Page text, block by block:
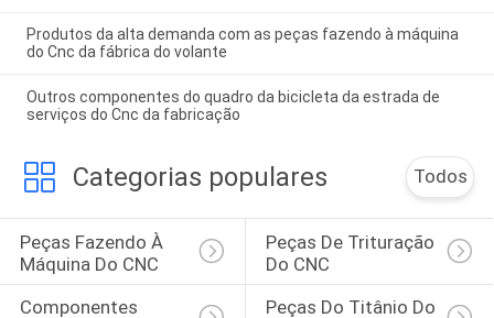
Produtos da alta demanda com as peças fazendo à máquina
do Cnc da fábrica do volante
Outros componentes do quadro da bicicleta da estrada de
serviços do Cnc da fabricação
Categorias populares Todos
Peças Fazendo À
Máquina Do CNC
Peças De Trituração
Do CNC
Componentes
Peças Do Titânio Do